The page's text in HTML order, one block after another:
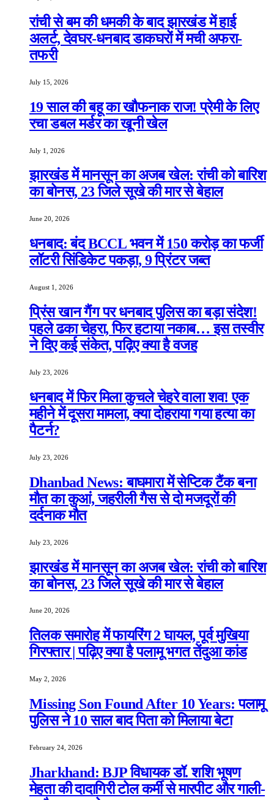
रांची से बम की धमकी के बाद झारखंड में हाई
अलर्ट, देवघर-धनबाद डाकघरों में मची अफरा-
तफरी
July 15, 2026
19 साल की बहू का खौफनाक राज! प्रेमी के लिए
रचा डबल मर्डर का खूनी खेल
July 1, 2026
झारखंड में मानसून का अजब खेल: रांची को बारिश
का बोनस, 23 जिले सूखे की मार से बेहाल
June 20, 2026
धनबाद: बंद BCCL भवन में 150 करोड़ का फर्जी
लॉटरी सिंडिकेट पकड़ा, 9 प्रिंटर जब्त
August 1, 2026
प्रिंस खान गैंग पर धनबाद पुलिस का बड़ा संदेश!
पहले ढका चेहरा, फिर हटाया नकाब… इस तस्वीर
ने दिए कई संकेत, पढ़िए क्या है वजह
July 23, 2026
धनबाद में फिर मिला कुचले चेहरे वाला शव! एक
महीने में दूसरा मामला, क्या दोहराया गया हत्या का
पैटर्न?
July 23, 2026
Dhanbad News: बाघमारा में सेप्टिक टैंक बना
मौत का कुआं, जहरीली गैस से दो मजदूरों की
दर्दनाक मौत
July 23, 2026
झारखंड में मानसून का अजब खेल: रांची को बारिश
का बोनस, 23 जिले सूखे की मार से बेहाल
June 20, 2026
तिलक समारोह में फायरिंग 2 घायल, पूर्व मुखिया
गिरफ्तार | पढ़िए क्या है पलामू भगत तेंदुआ कांड
May 2, 2026
Missing Son Found After 10 Years: पलामू
पुलिस ने 10 साल बाद पिता को मिलाया बेटा
February 24, 2026
Jharkhand: BJP विधायक डॉ. शशि भूषण
मेहता की दादागिरी टोल कर्मी से मारपीट और गाली-